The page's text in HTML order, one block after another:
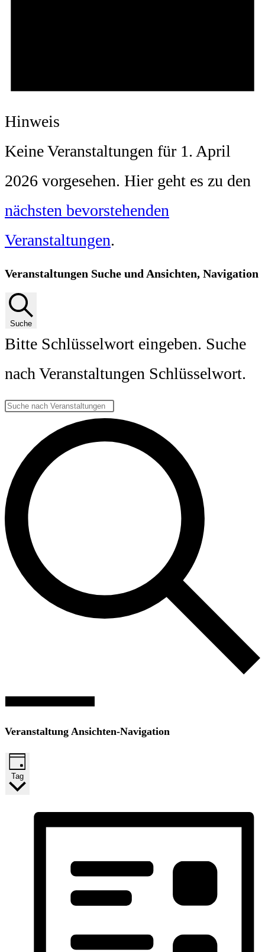
Hinweis
Keine Veranstaltungen für 1. April
2026 vorgesehen. Hier geht es zu den
nächsten bevorstehenden
Veranstaltungen.
Veranstaltungen Suche und Ansichten, Navigation
Suche
Bitte Schlüsselwort eingeben. Suche
nach Veranstaltungen Schlüsselwort.
Veranstaltung Ansichten-Navigation
Tag